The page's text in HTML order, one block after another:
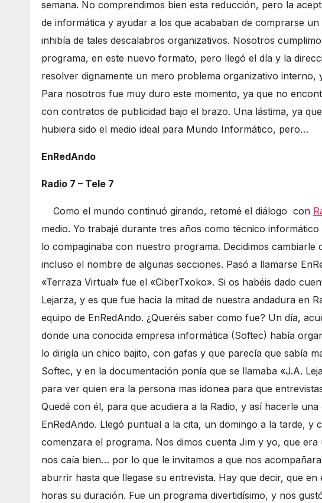
semana. No comprendimos bien esta reducción, pero la
de informática y ayudar a los que acababan de comprarse
inhibía de tales descalabros organizativos. Nosotros
programa, en este nuevo formato, pero llegó el día y la
resolver dignamente un mero problema organizativo interno,
Para nosotros fue muy duro este momento, ya que no
con contratos de publicidad bajo el brazo. Una lástima, ya
hubiera sido el medio ideal para Mundo Informático, pero…
EnRedAndo
Radio 7 – Tele 7
Como el mundo continuó girando, retomé el diálogo con
medio. Yo trabajé durante tres años como técnico
lo compaginaba con nuestro programa. Decidimos cambiarle
incluso el nombre de algunas secciones. Pasó a llamarse
«Terraza Virtual» fue el «CiberTxoko». Si os habéis dado
Lejarza, y es que fue hacia la mitad de nuestra andadura en
equipo de EnRedAndo. ¿Queréis saber como fue? Un día,
donde una conocida empresa informática (Softec) había
lo dirigía un chico bajito, con gafas y que parecía que sabía
Softec, y en la documentación ponía que se llamaba «J.A.
para ver quien era la persona mas idonea para que
Quedé con él, para que acudiera a la Radio, y así hacerle
EnRedAndo. Llegó puntual a la cita, un domingo a la tarde, y
comenzara el programa. Nos dimos cuenta Jim y yo, que
nos caía bien… por lo que le invitamos a que nos
aburrir hasta que llegase su entrevista. Hay que decir, que
horas su duración. Fue un programa divertidísimo, y nos